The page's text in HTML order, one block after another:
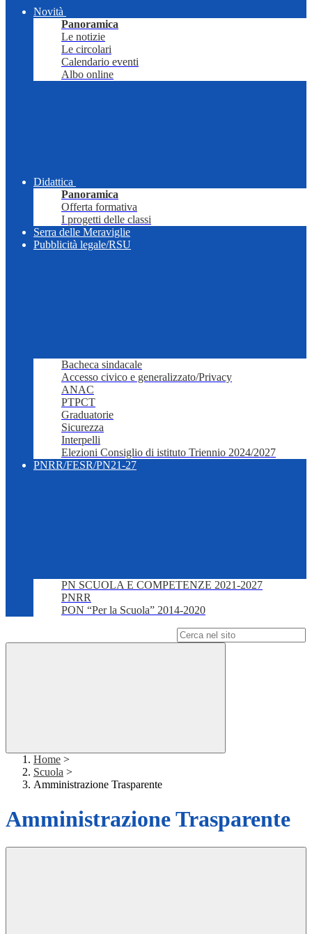
Novità
Panoramica
Le notizie
Le circolari
Calendario eventi
Albo online
Didattica
Panoramica
Offerta formativa
I progetti delle classi
Serra delle Meraviglie
Pubblicità legale/RSU
Bacheca sindacale
Accesso civico e generalizzato/Privacy
ANAC
PTPCT
Graduatorie
Sicurezza
Interpelli
Elezioni Consiglio di istituto Triennio 2024/2027
PNRR/FESR/PN21-27
PN SCUOLA E COMPETENZE 2021-2027
PNRR
PON “Per la Scuola” 2014-2020
Home >
Scuola >
Amministrazione Trasparente
Amministrazione Trasparente